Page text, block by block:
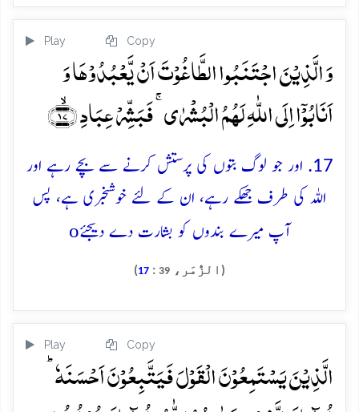
Play Copy
وَ الَّذِیۡنَ اجۡتَنَبُوا الطَّاغُوۡتَ اَنۡ یَّعۡبُدُوۡہَا وَ
اَنَابُوۡۤا اِلَی اللّٰہِ لَہُمُ الۡبُشۡرٰی ۚ فَبَشِّرۡ عِبَادِ ﴿ۙ۱۷﴾
17. اور جو لوگ بتوں کی پرستش کرنے سے بچے رہے اور
اللہ کی طرف جھکے رہے، ان کے لئے خوشخبری ہے، پس
آپ میرے بندوں کو بشارت دے دیجئےo
(الزُّمَر، 39
:
17
)
Play Copy
الَّذِیۡنَ یَسۡتَمِعُوۡنَ الۡقَوۡلَ فَیَتَّبِعُوۡنَ اَحۡسَنَہٗ ؕ